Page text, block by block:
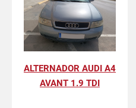
ALTERNADOR AUDI A4
AVANT 1.9 TDI